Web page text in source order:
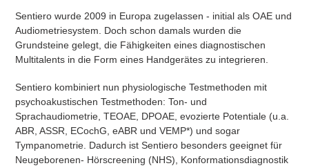
Sentiero wurde 2009 in Europa zugelassen - initial als OAE und
Audiometriesystem. Doch schon damals wurden die
Grundsteine gelegt, die Fähigkeiten eines diagnostischen
Multitalents in die Form eines Handgerätes zu integrieren.
Sentiero kombiniert nun physiologische Testmethoden mit
psychoakustischen Testmethoden: Ton- und
Sprachaudiometrie, TEOAE, DPOAE, evozierte Potentiale (u.a.
ABR, ASSR, ECochG, eABR und VEMP*) und sogar
Tympanometrie. Dadurch ist Sentiero besonders geeignet für
Neugeborenen- Hörscreening (NHS), Konformationsdiagnostik